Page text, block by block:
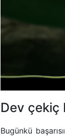
Dev çekiç
Bugünkü